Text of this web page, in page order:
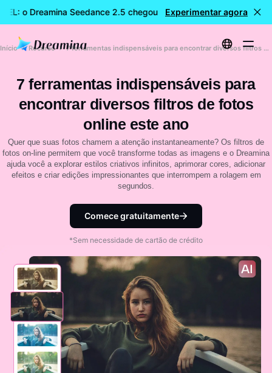
o Dreamina Seedance 2.5 chegou 🎉 Novo modelo
Experimentar agora
Início Recurso 7 ferramentas indispensáveis para encontrar diversos filtros de fotos online este ano
7 ferramentas indispensáveis para
encontrar diversos filtros de fotos
online este ano
Quer que suas fotos chamem a atenção instantaneamente? Os filtros de
fotos on-line permitem que você transforme todas as imagens e o Dreamina
ajuda você a explorar estilos criativos infinitos, aprimorar cores, adicionar
efeitos e criar edições impressionantes que interrompem a rolagem em
segundos.
Comece gratuitamente
*Sem necessidade de cartão de crédito